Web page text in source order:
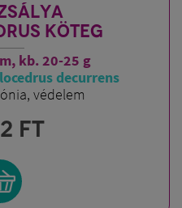
KÖTEG
kb. 20-25 g
decurrens
védelem
FT